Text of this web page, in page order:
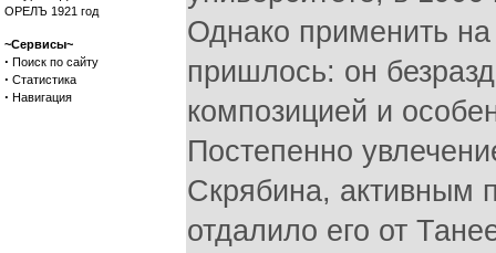
ОРЕЛЪ 1921 год
~Сервисы~
· Поиск по сайту
· Статистика
· Навигация
Однако применить
пришлось: он
композицией и
Постепенно
Скрябина, активным
отдалило его от